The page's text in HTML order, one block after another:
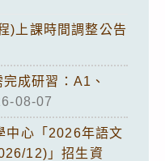
)上課時間調整公告
成研習：A1、
08-07
中心「2026年語文
12)」招生資